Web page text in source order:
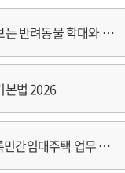
는 반려동물 학대와 분
본법 2026
간임대주택 업무 편